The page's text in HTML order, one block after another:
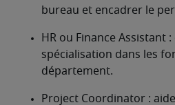
bureau et encadrer le
HR ou Finance Assistant
spécialisation dans les
département.
Project Coordinator :